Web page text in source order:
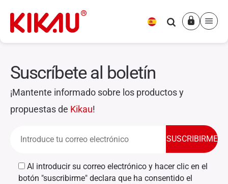
GRIS GÓTICO
Suscríbete al boletín
¡Mantente informado sobre los productos y
propuestas de Kikau!
Al introducir su correo electrónico y hacer clic en el
botón "suscribirme" declara que ha consentido el